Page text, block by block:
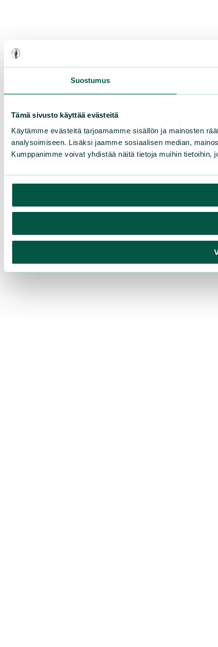
Suostumus
Tämä sivusto käyttää evästeitä
Käytämme evästeitä tarjoamamme sisällön ja mainosten
analysoimiseen. Lisäksi jaamme sosiaalisen median,
Kumppanimme voivat yhdistää näitä tietoja muihin tietoihin,